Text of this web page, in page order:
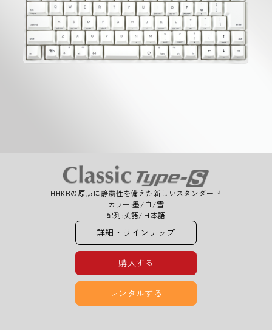
HHKBの原点に静粛性を備えた新しいスタンダード
カラー:墨/白/雪
配列:英語/日本語
詳細・ラインナップ
購入する
レンタルする